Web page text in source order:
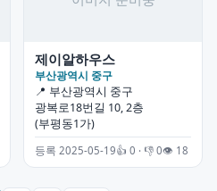
제이알하우스
부산광역시 중구
📍 부산광역시 중구
광복로18번길 10, 2층
(부평동1가)
등록 2025-05-19👍 0 · 👎 0👁 18